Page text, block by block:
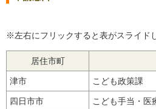
※左右にフリックすると表がスライド
居住市町
津市 こども政策課
四日市市 こども手当・医